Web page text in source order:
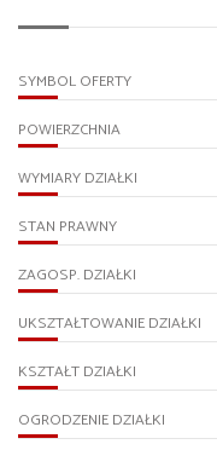
SYMBOL OFERTY
POWIERZCHNIA
WYMIARY DZIAŁKI
STAN PRAWNY
ZAGOSP. DZIAŁKI
UKSZTAŁTOWANIE DZIAŁKI
KSZTAŁT DZIAŁKI
OGRODZENIE DZIAŁKI